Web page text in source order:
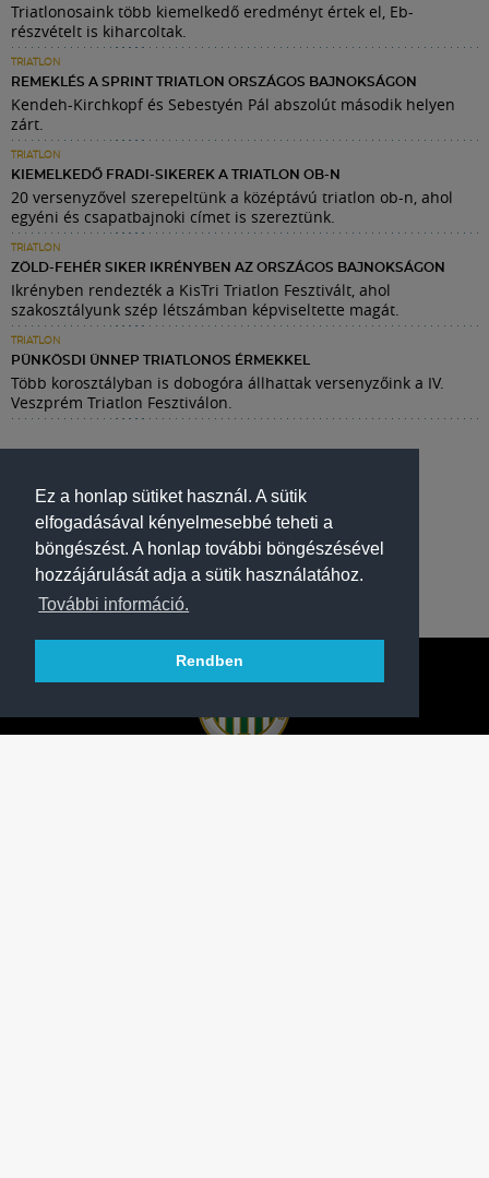
Ez a honlap sütiket használ. A sütik
elfogadásával kényelmesebbé teheti a
böngészést. A honlap további böngészésével
hozzájárulását adja a sütik használatához.
További információ.
Rendben
Triatlonosaink több kiemelkedő eredményt értek el, Eb-
részvételt is kiharcoltak.
TRIATLON
REMEKLÉS A SPRINT TRIATLON ORSZÁGOS BAJNOKSÁGON
Kendeh-Kirchkopf és Sebestyén Pál abszolút második helyen
zárt.
TRIATLON
KIEMELKEDŐ FRADI-SIKEREK A TRIATLON OB-N
20 versenyzővel szerepeltünk a középtávú triatlon ob-n, ahol
egyéni és csapatbajnoki címet is szereztünk.
TRIATLON
ZÖLD-FEHÉR SIKER IKRÉNYBEN AZ ORSZÁGOS BAJNOKSÁGON
Ikrényben rendezték a KisTri Triatlon Fesztivált, ahol
szakosztályunk szép létszámban képviseltette magát.
TRIATLON
PÜNKÖSDI ÜNNEP TRIATLONOS ÉRMEKKEL
Több korosztályban is dobogóra állhattak versenyzőink a IV.
Veszprém Triatlon Fesztiválon.